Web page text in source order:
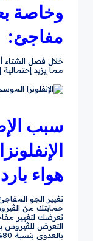
وخاصة
مفاجئ:
خلال فصل الشتاء
مما يزيد
سبب
هواء
تغيير الجو
حمايتك من
تعرضك لتغيير
التعرض للڤيروس
بالعدوى بنسبة 80%.